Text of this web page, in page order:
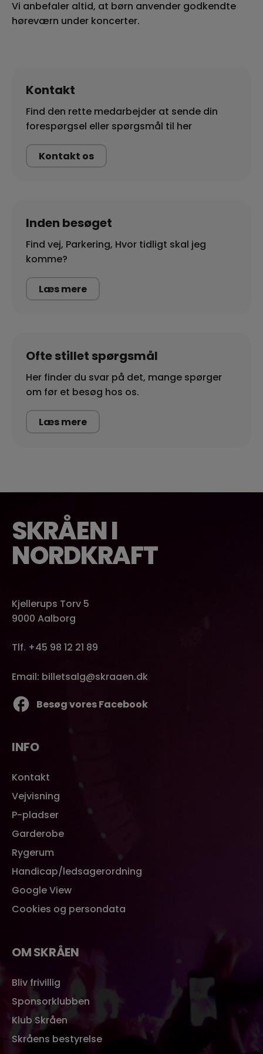
Vi anbefaler altid, at børn anvender godkendte
høreværn under koncerter.
Kontakt
Find den rette medarbejder at sende din
forespørgsel eller spørgsmål til her
Kontakt os
Inden besøget
Find vej, Parkering, Hvor tidligt skal jeg
komme?
Læs mere
Ofte stillet spørgsmål
Her finder du svar på det, mange spørger
om før et besøg hos os.
Læs mere
SKRÅEN I
NORDKRAFT
Kjellerups Torv 5
9000 Aalborg
Tlf. +45 98 12 21 89
Email: billetsalg@skraaen.dk
Besøg vores Facebook
INFO
Kontakt
Vejvisning
P-pladser
Garderobe
Rygerum
Handicap/ledsagerordning
Google View
Cookies og persondata
OM SKRÅEN
Bliv frivillig
Sponsorklubben
Klub Skråen
Skråens bestyrelse